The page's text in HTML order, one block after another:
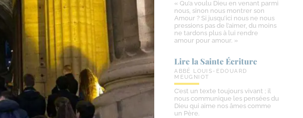
« Qu’a voulu Dieu en venant parmi
nous, sinon nous montrer son
Amour ? Si jusqu’ici nous ne nous
pressions pas de l’aimer, du moins
ne tardons plus à lui rendre
amour pour amour. »
Lire la Sainte Écriture
ABBÉ LOUIS-EDOUARD
MEUGNIOT
C’est un texte toujours vivant ; il
nous communique les pensées du
Dieu qui aime nos âmes comme
un Père.